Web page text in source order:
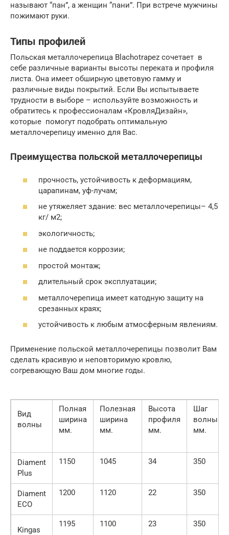
называют “пан”, а женщин “пани”. При встрече мужчины
пожимают руки.
Типы профилей
Польская металлочерепица Blachotrapez сочетает в
себе различные варианты высоты переката и профиля
листа. Она имеет обширную цветовую гамму и
различные виды покрытий. Если Вы испытываете
трудности в выборе – используйте возможность и
обратитесь к профессионалам «КровляДизайн»,
которые помогут подобрать оптимальную
металлочерепицу именно для Вас.
Преимущества польской металлочерепицы
прочность, устойчивость к деформациям,
царапинам, уф-лучам;
не утяжеляет здание: вес металлочерепицы– 4,5
кг/ м2;
экологичность;
не поддается коррозии;
простой монтаж;
длительный срок эксплуатации;
металлочерепица имеет катодную защиту на
срезанных краях;
устойчивость к любым атмосферным явлениям.
Применение польской металлочерепицы позволит Вам
сделать красивую и неповторимую кровлю,
согревающую Ваш дом многие годы.
Вид
волны
Полная
ширина
мм.
Полезная
ширина
мм.
Высота
профиля
мм.
Шаг
волны
мм.
Diament
Plus
1150 1045 34 350
Diament
ECO
1200 1120 22 350
Kingas
1195 1100 23 350